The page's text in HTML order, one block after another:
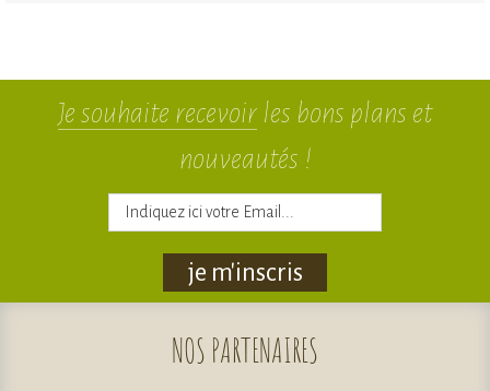
Je souhaite recevoirles bons plans et
nouveautés !
je m'inscris
NOS PARTENAIRES